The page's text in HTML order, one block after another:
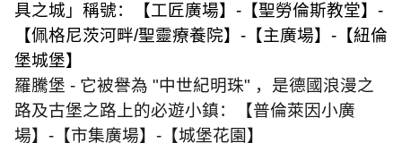
具之城」稱號：【工匠廣場】 - 【聖勞倫斯教堂】 -
【佩格尼茨河畔/聖靈療養院】 - 【主廣場】 - 【紐倫
堡城堡】
羅騰堡 - 它被譽為 "中世紀明珠" ，是德國浪漫之
路及古堡之路上的必遊小鎮：【普倫萊因小廣
場】 - 【市集廣場】 - 【城堡花園】